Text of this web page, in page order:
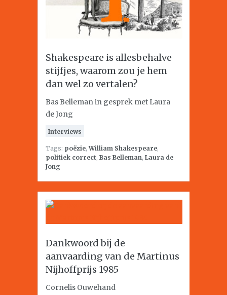
Shakespeare is allesbehalve
stijfjes, waarom zou je hem
dan wel zo vertalen?
Bas Belleman in gesprek met Laura
de Jong
Interviews
Tags: poëzie,William Shakespeare,
politiek correct, Bas Belleman, Laura de
Jong
Dankwoord bij de
aanvaarding van de Martinus
Nijhoffprijs 1985
Cornelis Ouwehand